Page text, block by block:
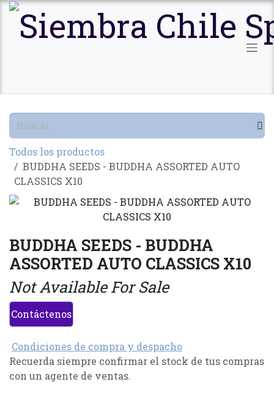
Ir al contenido
Todos los productos
BUDDHA SEEDS - BUDDHA ASSORTED AUTO
CLASSICS X10
BUDDHA SEEDS - BUDDHA
ASSORTED AUTO CLASSICS X10
Not Available For Sale
Contáctenos
Condiciones de compra y despacho
Recuerda siempre confirmar el stock de tus compras
con un agente de ventas.